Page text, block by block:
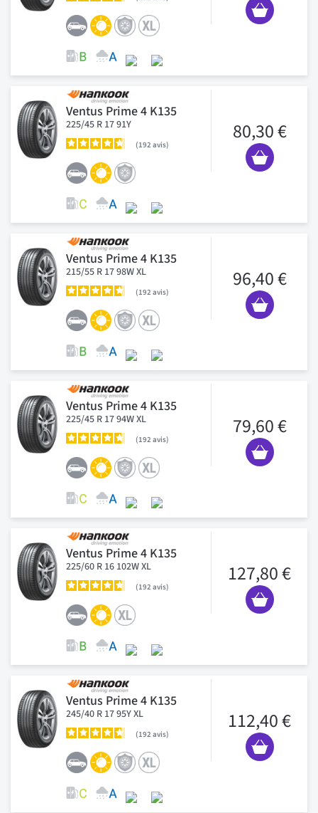
Ventus Prime 4 K135
225/45 R 17 91Y
192 avis
80,30 €
Ventus Prime 4 K135
215/55 R 17 98W XL
192 avis
96,40 €
Ventus Prime 4 K135
225/45 R 17 94W XL
192 avis
79,60 €
Ventus Prime 4 K135
225/60 R 16 102W XL
192 avis
127,80 €
Ventus Prime 4 K135
245/40 R 17 95Y XL
192 avis
112,40 €